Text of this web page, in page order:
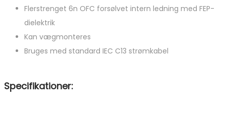
Flerstrenget 6n OFC forsølvet intern ledning med FEP-
dielektrik
Kan vægmonteres
Bruges med standard IEC C13 strømkabel
Specifikationer: